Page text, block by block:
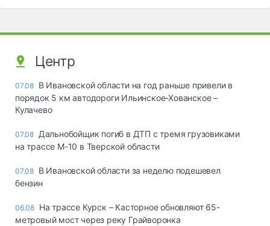
Центр
07.08 В Ивановской области на год раньше привели в
порядок 5 км автодороги Ильинское-Хованское –
Кулачево
07.08 Дальнобойщик погиб в ДТП с тремя грузовиками
на трассе М-10 в Тверской области
07.08 В Ивановской области за неделю подешевел
бензин
06.08 На трассе Курск – Касторное обновляют 65-
метровый мост через реку Грайворонка